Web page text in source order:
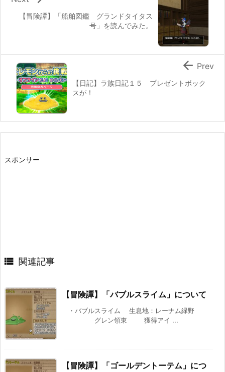
【冒険譚】「船舶図鑑 グランドタイタス
号」を読んでみた。
【日記】ラ族日記１５ プレゼントボック
スが！
 Prev
スポンサー
 関連記事
【冒険譚】「バブルスライム」について
・バブルスライム 生息地：レーナム緑野
グレン領東 獲得アイ ...
【冒険譚】「ゴールデントーテム」につ